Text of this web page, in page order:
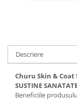
Descriere
Churu Skin & Coat
SUSTINE
Beneficiile